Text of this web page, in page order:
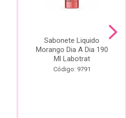
Sabonete Liquido
Morango Dia A Dia 190
Ml Labotrat
Código: 9791